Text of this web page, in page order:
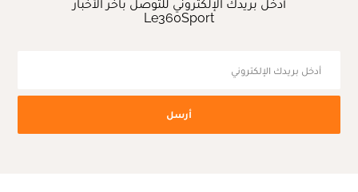
أدخل بريدك الإلكتروني للتوصل بآخر الأخبار
Le360Sport
أرسل